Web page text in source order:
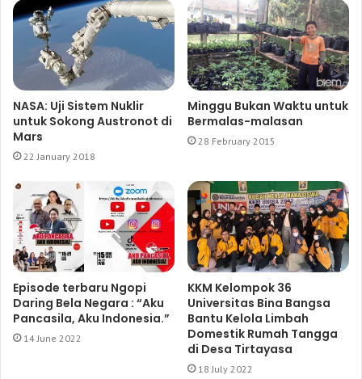
NASA: Uji Sistem Nuklir
untuk Sokong Austronot di
Mars
22 January 2018
Minggu Bukan Waktu untuk
Bermalas-malasan
28 February 2015
Episode terbaru Ngopi
Daring Bela Negara : “Aku
Pancasila, Aku Indonesia.”
14 June 2022
KKM Kelompok 36
Universitas Bina Bangsa
Bantu Kelola Limbah
Domestik Rumah Tangga
di Desa Tirtayasa
18 July 2022